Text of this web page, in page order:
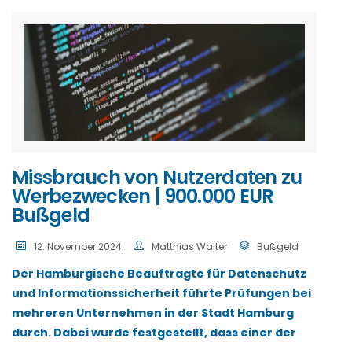
Missbrauch von Nutzerdaten zu
Werbezwecken | 900.000 EUR
Bußgeld
12. November 2024 Matthias Walter Bußgeld
Der Hamburgische Beauftragte für Datenschutz
und Informationssicherheit führte Prüfungen bei
mehreren Unternehmen in der Stadt Hamburg
durch. Dabei wurde festgestellt, dass einer der